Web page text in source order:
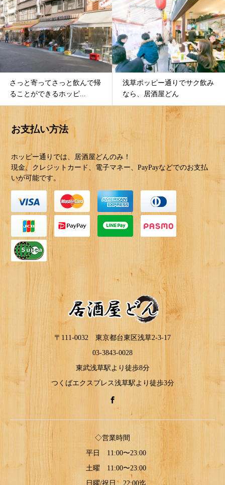
浅草ポッピー通りでサク飲み
なら、居酒屋どん
低カロリー・低糖質・低価格
のホッピーは庶民の味...
お支払い方法
ホッピー通りでは、居酒屋どんのみ！
現金、クレジットカード、電子マネー、PayPayなどでのお支払
いが可能です。
〒111-0032 東京都台東区浅草2-3-17
03-3843-0028
東武浅草駅より徒歩8分
つくばエクスプレス浅草駅より徒歩3分
◇営業時間
平日 11:00〜23:00
土曜 11:00〜23:00
日曜/祝日 22:00迄